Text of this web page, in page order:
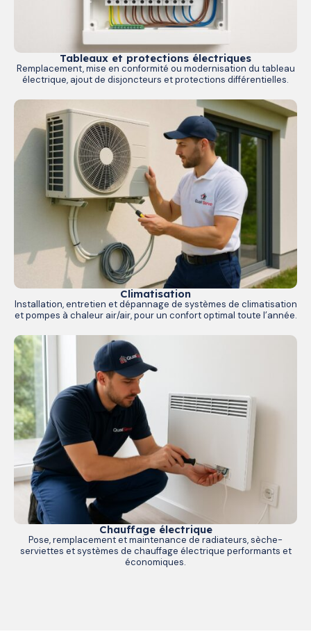
Tableaux et protections électriques
Remplacement, mise en conformité ou modernisation du tableau
électrique, ajout de disjoncteurs et protections différentielles.
Climatisation
Installation, entretien et dépannage de systèmes de climatisation
et pompes à chaleur air/air, pour un confort optimal toute l’année.
Chauffage électrique
Pose, remplacement et maintenance de radiateurs, sèche-
serviettes et systèmes de chauffage électrique performants et
économiques.